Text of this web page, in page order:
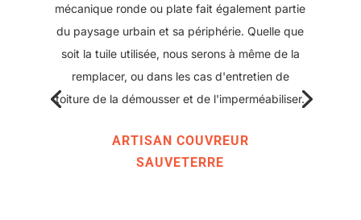
intervenir sur ce type de toiture, pour réparer
ou changer une plaque abîmée. Ce type de
solution offre l'avantage d'avoir une couverture
moderne avec peu de points de rupture tout en
conservant l'aspect classique des toitures
ARTISAN COUVREUR